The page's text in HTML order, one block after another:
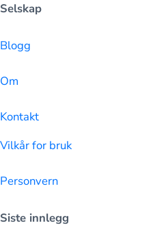
Selskap
Blogg
Om
Kontakt
Vilkår for bruk
Personvern
Siste innlegg